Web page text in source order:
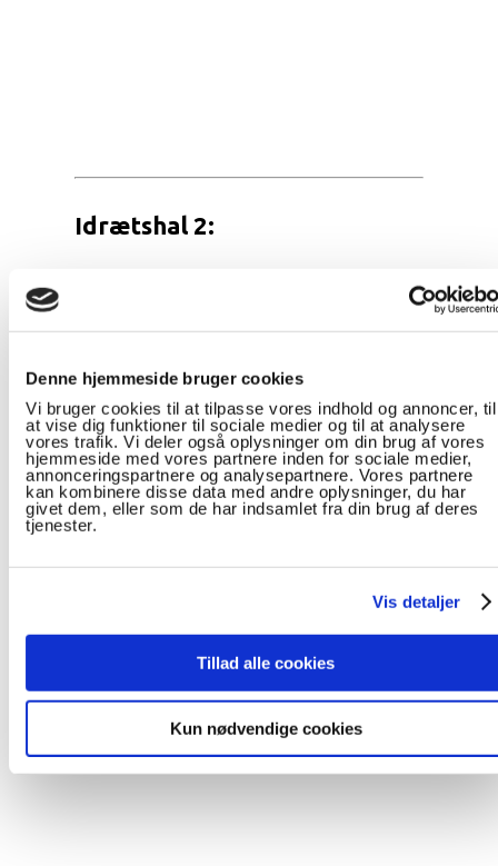
Denne hjemmeside bruger cookies
Vi bruger cookies til at tilpasse vores indhold og annoncer, til
at vise dig funktioner til sociale medier og til at analysere
vores trafik. Vi deler også oplysninger om din brug af vores
hjemmeside med vores partnere inden for sociale medier,
annonceringspartnere og analysepartnere. Vores partnere
kan kombinere disse data med andre oplysninger, du har
givet dem, eller som de har indsamlet fra din brug af deres
tjenester.
Vis detaljer
Tillad alle cookies
Kun nødvendige cookies
Idrætshal 2: